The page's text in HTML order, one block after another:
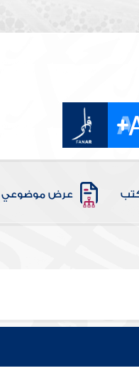
عرض موضوعي